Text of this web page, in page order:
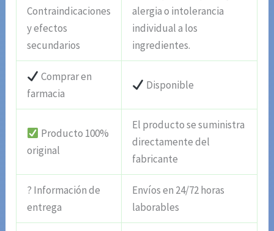
Contraindicaciones
y efectos
secundarios
alergia o intolerancia
individual a los
ingredientes.
Comprar en
farmacia
Disponible
Producto 100%
original
El producto se suministra
directamente del
fabricante
? Información de
entrega
Envíos en 24/72 horas
laborables